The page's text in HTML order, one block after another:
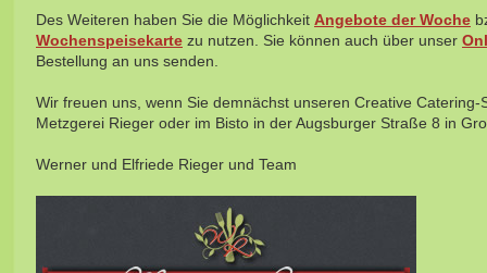
Des Weiteren haben Sie die Möglichkeit Angebote der Woche
Wochenspeisekarte zu nutzen. Sie können auch über unser
Bestellung an uns senden.
Wir freuen uns, wenn Sie demnächst unseren Creative
Metzgerei Rieger oder im Bisto in der Augsburger Straße 8 in
Werner und Elfriede Rieger und Team